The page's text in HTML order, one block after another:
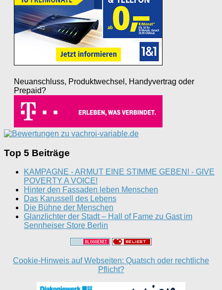
Neuanschluss, Produktwechsel, Handyvertrag oder
Prepaid?
Top 5 Beiträge
KAMPAGNE - ARMUT EINE STIMME GEBEN! - GIVE
POVERTY A VOICE!
Hinter den Fassaden leben Menschen
Das Karussell des Lebens
Die Bühne der Menschen
Glanzlichter der Stadt – Hall of Fame zu Gast im
Sennheiser Store Berlin
Cookie-Hinweis auf Webseiten: Quatsch oder rechtliche
Pflicht?